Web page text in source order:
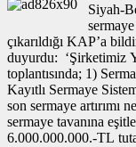
Siyah-
çıkarıldığı KAP’a
duyurdu: ‘Şirketimiz
toplantısında; 1)
Kayıtlı Sermaye
son sermaye artırımı
sermaye tavanına
6.000.000.000.-TL